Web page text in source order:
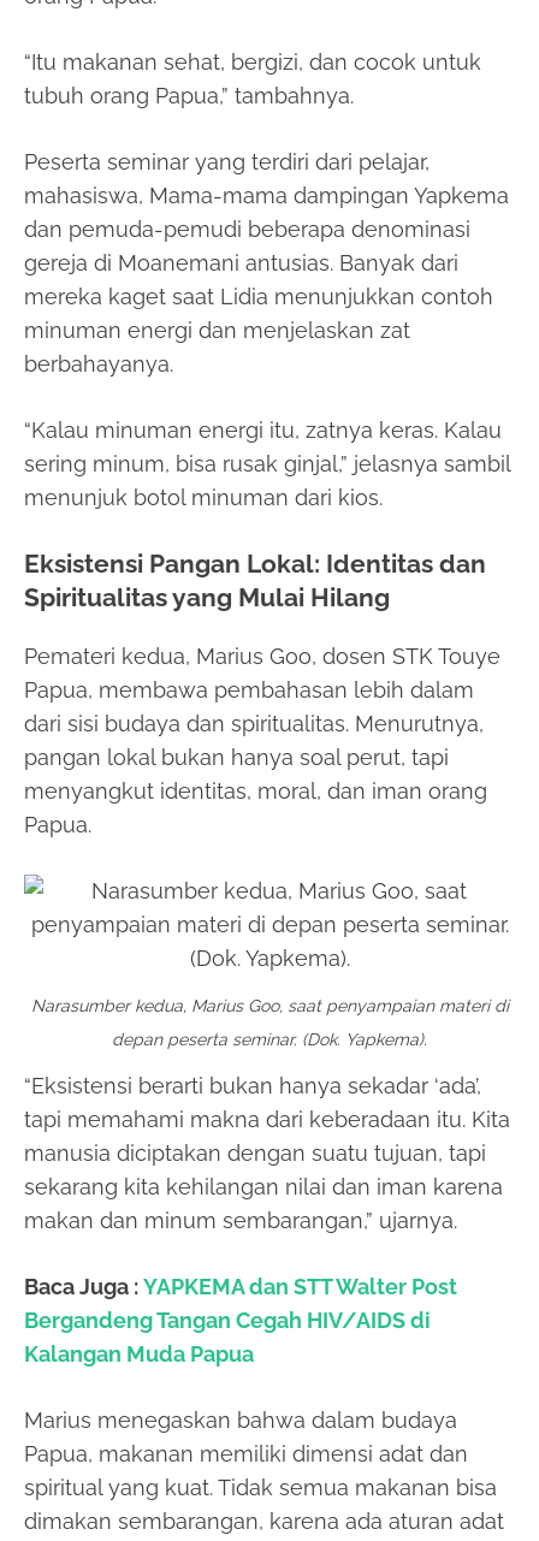
“Itu makanan sehat, bergizi, dan cocok untuk
tubuh orang Papua,” tambahnya.
Peserta seminar yang terdiri dari pelajar,
mahasiswa, Mama-mama dampingan Yapkema
dan pemuda-pemudi beberapa denominasi
gereja di Moanemani antusias. Banyak dari
mereka kaget saat Lidia menunjukkan contoh
minuman energi dan menjelaskan zat
berbahayanya.
“Kalau minuman energi itu, zatnya keras. Kalau
sering minum, bisa rusak ginjal,” jelasnya sambil
menunjuk botol minuman dari kios.
Eksistensi Pangan Lokal: Identitas dan
Spiritualitas yang Mulai Hilang
Pemateri kedua, Marius Goo, dosen STK Touye
Papua, membawa pembahasan lebih dalam
dari sisi budaya dan spiritualitas. Menurutnya,
pangan lokal bukan hanya soal perut, tapi
menyangkut identitas, moral, dan iman orang
Papua.
Narasumber kedua, Marius Goo, saat penyampaian materi di
depan peserta seminar. (Dok. Yapkema).
“Eksistensi berarti bukan hanya sekadar ‘ada’,
tapi memahami makna dari keberadaan itu. Kita
manusia diciptakan dengan suatu tujuan, tapi
sekarang kita kehilangan nilai dan iman karena
makan dan minum sembarangan,” ujarnya.
Baca Juga :YAPKEMA dan STT Walter Post
Bergandeng Tangan Cegah HIV/AIDS di
Kalangan Muda Papua
Marius menegaskan bahwa dalam budaya
Papua, makanan memiliki dimensi adat dan
spiritual yang kuat. Tidak semua makanan bisa
dimakan sembarangan, karena ada aturan adat